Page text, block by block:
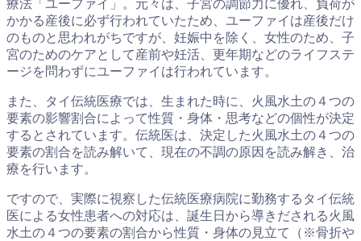
療法「ユーファイ」。元々は、子宮の調節力に優れ、負荷が
かかる産後に必ず行われていたため、ユーファイは産後だけ
のものと思われがちですが、妊娠中を除く、女性のため、子
宮のためのケアとして産前や妊活、更年期などのライフステ
ージを問わずにユーファイは行われています。
また、タイ伝統医療では、生まれた時に、火風水土の４つの
要素の影響割合によって性質・身体・思考などの個性が決定
するとされています。伝統医は、決定した火風水土の４つの
要素の割合を読み解いて、現在の不調の原因を読み解き、治
療を行います。
ですので、実際に視察した伝統医療病院に勤務するタイ伝統
医による女性患者への対応は、誕生日から導きだされる火風
水土の４つの要素の割合から性質・身体の見立て（※骨折や